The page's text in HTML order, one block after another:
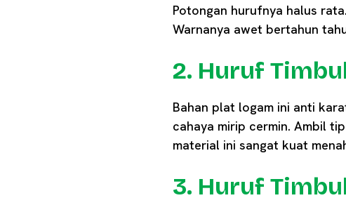
Potongan hurufnya halus
Warnanya awet bertahun
2. Huruf
Bahan plat logam ini anti
cahaya mirip cermin. Ambil
material ini sangat kuat
3. Huruf